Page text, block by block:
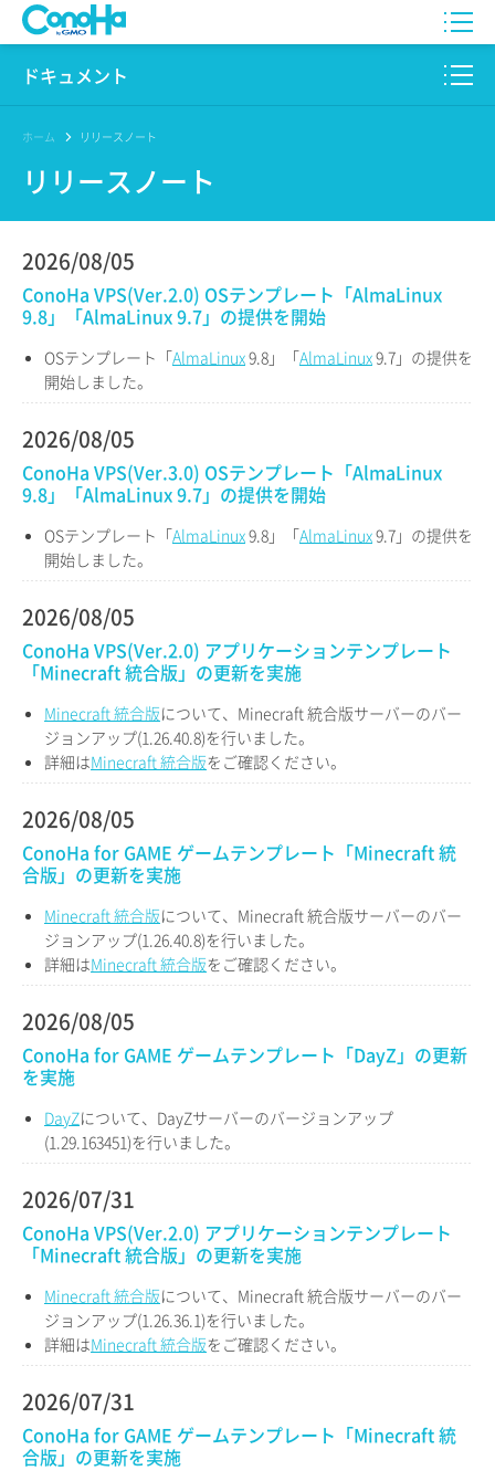
WING
for GAME
Pencil
サポート
ドキュメント
このサイトについて
プロダクト
リリースノート
ホーム リリースノート
リリースノート
2026/08/05
ConoHa VPS(Ver.2.0) OSテンプレート「AlmaLinux
9.8」「AlmaLinux 9.7」の提供を開始
OSテンプレート「AlmaLinux9.8」「AlmaLinux9.7」の提供を
開始しました。
2026/08/05
ConoHa VPS(Ver.3.0) OSテンプレート「AlmaLinux
9.8」「AlmaLinux 9.7」の提供を開始
OSテンプレート「AlmaLinux9.8」「AlmaLinux9.7」の提供を
開始しました。
2026/08/05
ConoHa VPS(Ver.2.0) アプリケーションテンプレート
「Minecraft 統合版」の更新を実施
Minecraft 統合版について、Minecraft 統合版サーバーのバー
ジョンアップ(1.26.40.8)を行いました。
詳細はMinecraft 統合版をご確認ください。
2026/08/05
ConoHa for GAME ゲームテンプレート「Minecraft 統
合版」の更新を実施
Minecraft 統合版について、Minecraft 統合版サーバーのバー
ジョンアップ(1.26.40.8)を行いました。
詳細はMinecraft 統合版をご確認ください。
2026/08/05
ConoHa for GAME ゲームテンプレート「DayZ」の更新
を実施
DayZについて、DayZサーバーのバージョンアップ
(1.29.163451)を行いました。
2026/07/31
ConoHa VPS(Ver.2.0) アプリケーションテンプレート
「Minecraft 統合版」の更新を実施
Minecraft 統合版について、Minecraft 統合版サーバーのバー
ジョンアップ(1.26.36.1)を行いました。
詳細はMinecraft 統合版をご確認ください。
2026/07/31
ConoHa for GAME ゲームテンプレート「Minecraft 統
合版」の更新を実施